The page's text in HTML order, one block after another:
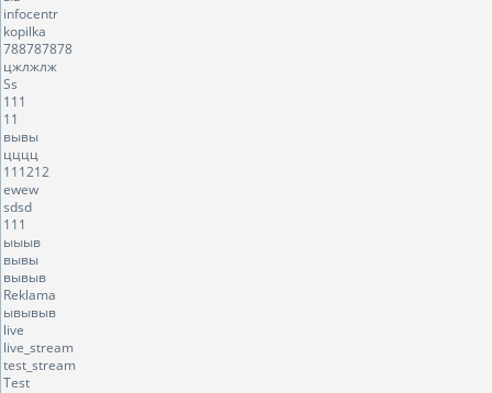
infocentr
kopilka
788787878
цжлжлж
Ss
111
11
вывы
цццц
111212
ewew
sdsd
111
ыыыв
вывы
вывыв
Reklama
ывывыв
live
live_stream
test_stream
Test